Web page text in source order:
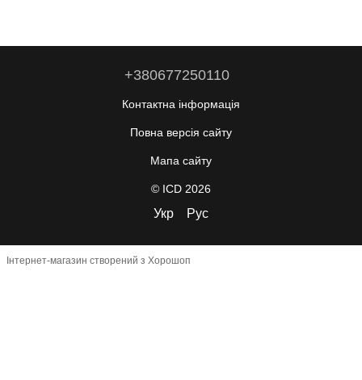
+380677250110
Контактна інформація
Повна версія сайту
Мапа сайту
© ICD 2026
Укр Рус
Інтернет-магазин створений з Хорошоп